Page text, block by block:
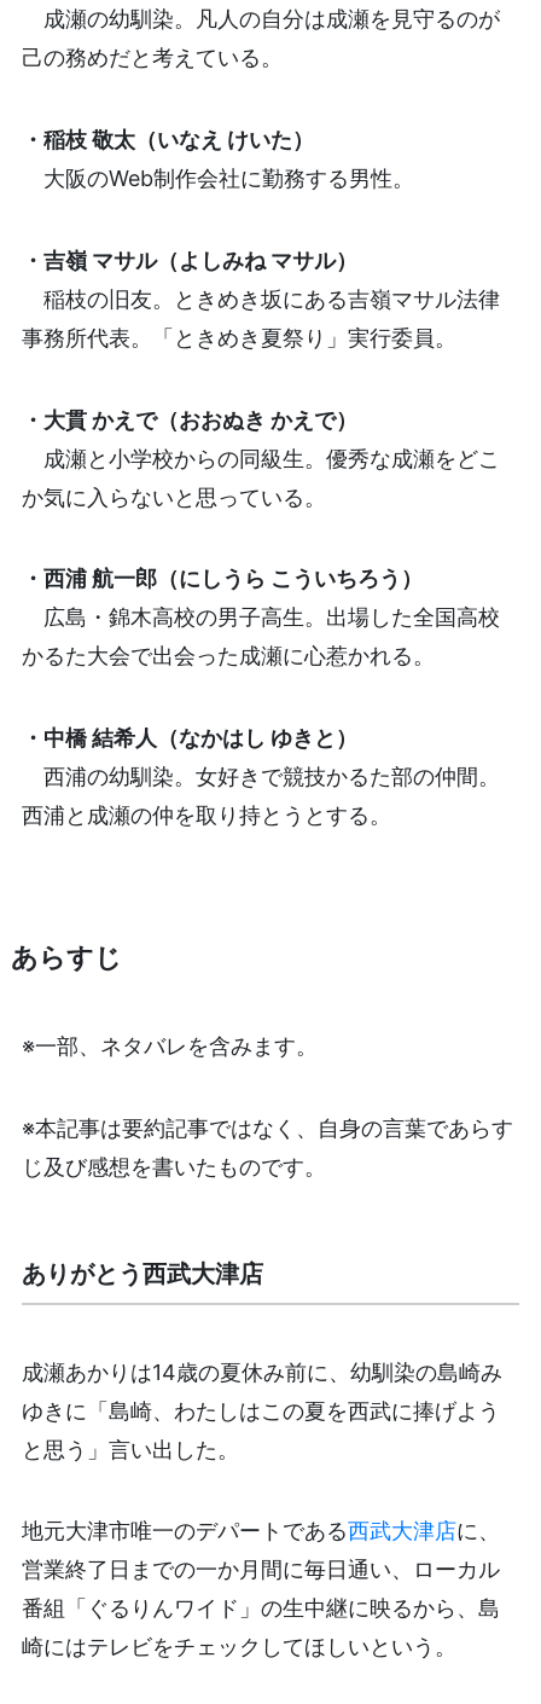
成瀬の幼馴染。凡人の自分は成瀬を見守るのが
己の務めだと考えている。
・稲枝 敬太（いなえ けいた）
大阪のWeb制作会社に勤務する男性。
・吉嶺 マサル（よしみね マサル）
稲枝の旧友。ときめき坂にある吉嶺マサル法律
事務所代表。「ときめき夏祭り」実行委員。
・大貫 かえで（おおぬき かえで）
成瀬と小学校からの同級生。優秀な成瀬をどこ
か気に入らないと思っている。
・西浦 航一郎（にしうら こういちろう）
広島・錦木高校の男子高生。出場した全国高校
かるた大会で出会った成瀬に心惹かれる。
・中橋 結希人（なかはし ゆきと）
西浦の幼馴染。女好きで競技かるた部の仲間。
西浦と成瀬の仲を取り持とうとする。
あらすじ
※一部、ネタバレを含みます。
※本記事は要約記事ではなく、自身の言葉であらす
じ及び感想を書いたものです。
ありがとう西武大津店
成瀬あかりは14歳の夏休み前に、幼馴染の島崎み
ゆきに「島崎、わたしはこの夏を西武に捧げよう
と思う」言い出した。
地元大津市唯一のデパートである西武大津店に、
営業終了日までの一か月間に毎日通い、ローカル
番組「ぐるりんワイド」の生中継に映るから、島
崎にはテレビをチェックしてほしいという。